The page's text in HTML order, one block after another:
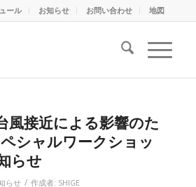
ール お知らせ お問い合わせ 地図
風接近による影響のた
シャルワークショッ
らせ
らせ / 作成者: SHIGE